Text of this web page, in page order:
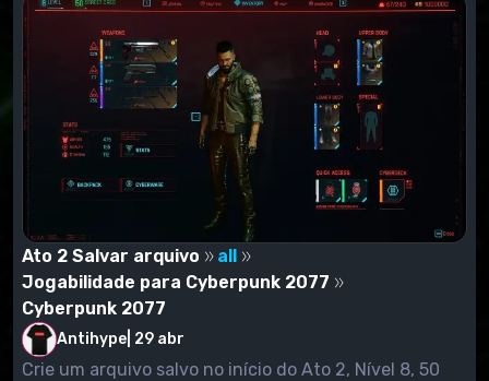
Ato 2 Salvar arquivo
all
Jogabilidade para Cyberpunk 2077
Cyberpunk 2077
Antihype 29 abr
Crie um arquivo salvo no início do Ato 2, Nível 8, 50